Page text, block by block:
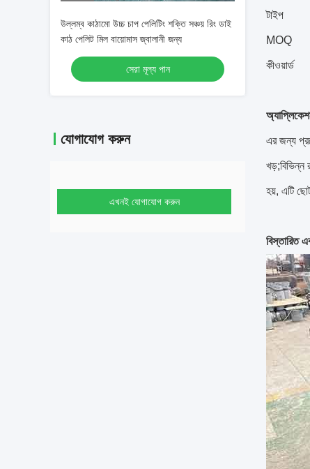
উল্লম্ব কাঠামো উচ্চ চাপ পেলিটিং শক্তি সঞ্চয় রিং ডাই
কাঠ পেলিট মিল বায়োমাস জ্বালানী জন্য
সেরা মূল্য পান
যোগাযোগ করুন
এখনই যোগাযোগ করুন
টাইপ
MOQ
কীওয়ার্ড
এর জন্য
খড়;বিভিন্ন
হয়, এটি
বিস্তারিত